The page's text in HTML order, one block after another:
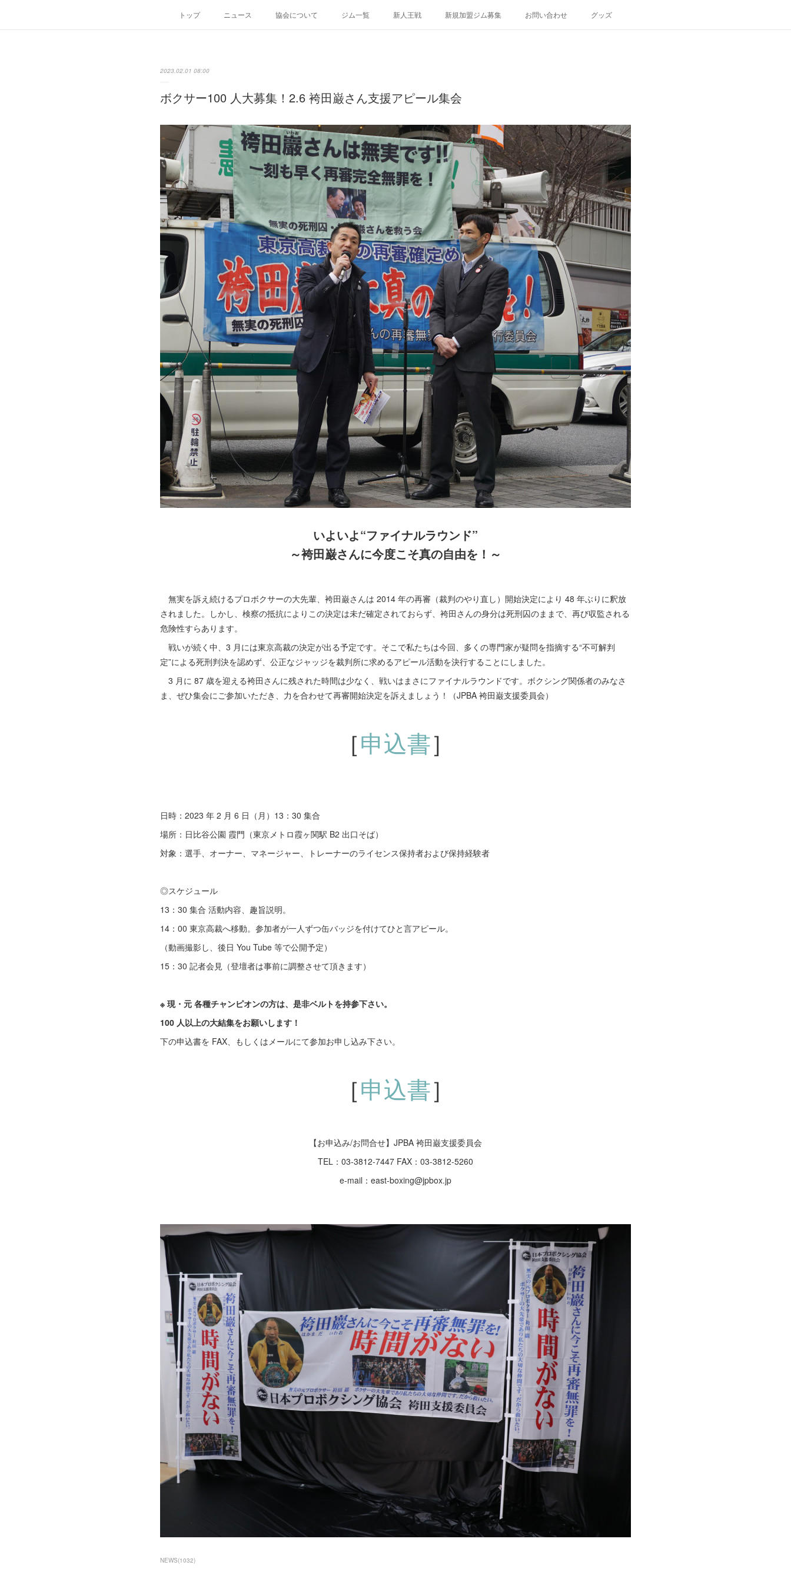
トップ ニュース 協会について ジム一覧 新人王戦 新規加盟ジム募集 お問い合わせ グッズ
2023.02.01 08:00
ボクサー100 人大募集！2.6 袴田巌さん支援アピール集会
いよいよ“ファイナルラウンド”
～袴田巌さんに今度こそ真の自由を！～
無実を訴え続けるプロボクサーの大先輩、袴田巌さんは 2014 年の再審（裁判のやり直し）開始決定により 48 年ぶりに釈放
されました。しかし、検察の抵抗によりこの決定は未だ確定されておらず、袴田さんの身分は死刑囚のままで、再び収監される
危険性すらあります。
戦いが続く中、3 月には東京高裁の決定が出る予定です。そこで私たちは今回、多くの専門家が疑問を指摘する“不可解判
定”による死刑判決を認めず、公正なジャッジを裁判所に求めるアピール活動を決行することにしました。
3 月に 87 歳を迎える袴田さんに残された時間は少なく、戦いはまさにファイナルラウンドです。ボクシング関係者のみなさ
ま、ぜひ集会にご参加いただき、力を合わせて再審開始決定を訴えましょう！（JPBA 袴田巌支援委員会）
［申込書］
日時：2023 年 2 月 6 日（月）13：30 集合
場所：日比谷公園 霞門（東京メトロ霞ヶ関駅 B2 出口そば）
対象：選手、オーナー、マネージャー、トレーナーのライセンス保持者および保持経験者
◎スケジュール
13：30 集合 活動内容、趣旨説明。
14：00 東京高裁へ移動。参加者が一人ずつ缶バッジを付けてひと言アピール。
（動画撮影し、後日 You Tube 等で公開予定）
15：30 記者会見（登壇者は事前に調整させて頂きます）
※ 現・元 各種チャンピオンの方は、是非ベルトを持参下さい。
100 人以上の大結集をお願いします！
下の申込書を FAX、もしくはメールにて参加お申し込み下さい。
［申込書］
【お申込み/お問合せ】JPBA 袴田巌支援委員会
TEL：03-3812-7447 FAX：03-3812-5260
e-mail：east-boxing@jpbox.jp
NEWS(1032)